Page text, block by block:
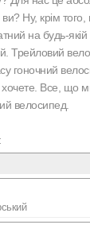
Ну, крім
на будь-якій
Трейловий
гоночний
хочете. Все, що
велосипед.